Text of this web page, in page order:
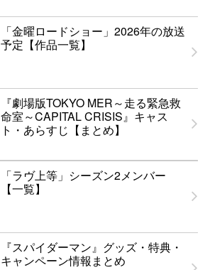
「金曜ロードショー」2026年の放送
予定【作品一覧】
『劇場版TOKYO MER～走る緊急救
命室～CAPITAL CRISIS』キャス
ト・あらすじ【まとめ】
「ラヴ上等」シーズン2メンバー
【一覧】
『スパイダーマン』グッズ・特典・
キャンペーン情報まとめ